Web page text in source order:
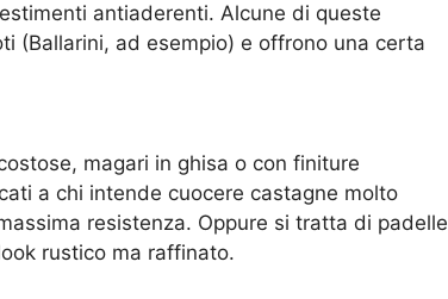
antiaderenti. Alcune di queste
(Ballarini, ad esempio) e offrono una certa
magari in ghisa o con finiture
a chi intende cuocere castagne molto
resistenza. Oppure si tratta di padelle
rustico ma raffinato.